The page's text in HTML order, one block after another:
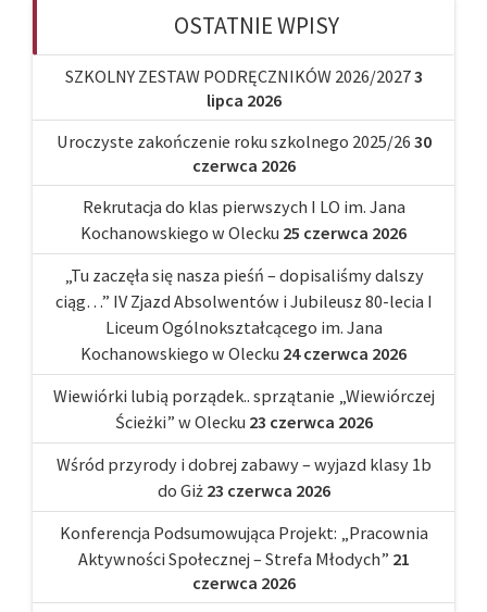
OSTATNIE WPISY
SZKOLNY ZESTAW PODRĘCZNIKÓW 2026/20273
lipca 2026
Uroczyste zakończenie roku szkolnego 2025/26 30
czerwca 2026
Rekrutacja do klas pierwszych I LO im. Jana
Kochanowskiego w Olecku 25 czerwca 2026
„Tu zaczęła się nasza pieśń – dopisaliśmy dalszy
ciąg…” IV Zjazd Absolwentów i Jubileusz 80-lecia I
Liceum Ogólnokształcącego im. Jana
Kochanowskiego w Olecku 24 czerwca 2026
Wiewiórki lubią porządek.. sprzątanie „Wiewiórczej
Ścieżki” w Olecku 23 czerwca 2026
Wśród przyrody i dobrej zabawy – wyjazd klasy 1b
do Giż 23 czerwca 2026
Konferencja Podsumowująca Projekt: „Pracownia
Aktywności Społecznej – Strefa Młodych” 21
czerwca 2026